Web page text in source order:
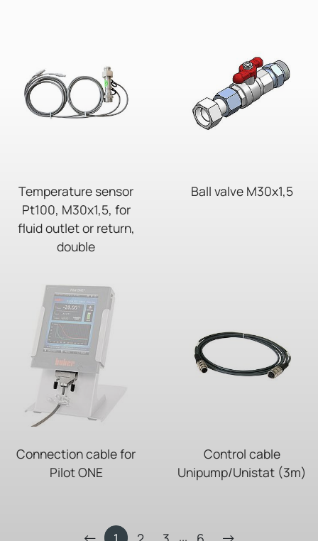
Temperature sensor
Pt100, M30x1,5, for
fluid outlet or return,
double
Ball valve M30x1,5
Connection cable for
Pilot ONE
Control cable
Unipump/Unistat (3m)
...